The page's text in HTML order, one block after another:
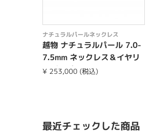
ナチュラルパールネックレス
越物 ナチュラルパール 7.0-
7.5mm ネックレス＆イヤリ
ングorピア...
¥ 253,000 (税込)
最近チェックした商品